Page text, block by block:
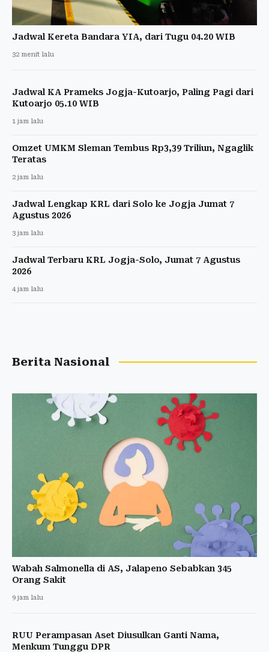
Jadwal Kereta Bandara YIA, dari Tugu 04.20 WIB
32 menit lalu
Jadwal KA Prameks Jogja-Kutoarjo, Paling Pagi dari
Kutoarjo 05.10 WIB
1 jam lalu
Omzet UMKM Sleman Tembus Rp3,39 Triliun, Ngaglik
Teratas
2 jam lalu
Jadwal Lengkap KRL dari Solo ke Jogja Jumat 7
Agustus 2026
3 jam lalu
Jadwal Terbaru KRL Jogja-Solo, Jumat 7 Agustus
2026
4 jam lalu
Berita Nasional
Wabah Salmonella di AS, Jalapeno Sebabkan 345
Orang Sakit
9 jam lalu
RUU Perampasan Aset Diusulkan Ganti Nama,
Menkum Tunggu DPR